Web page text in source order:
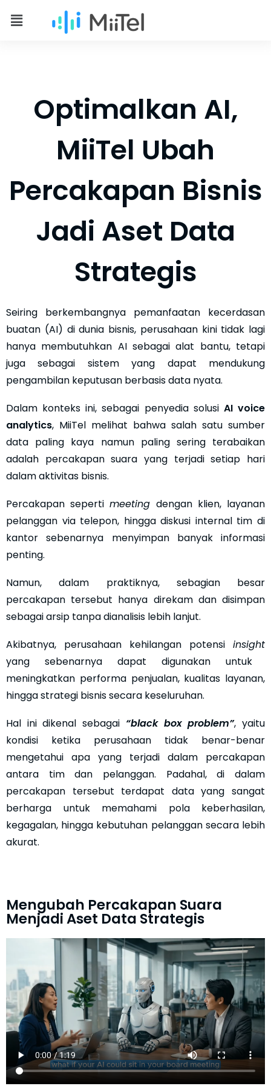
Optimalkan AI,
MiiTel Ubah
Percakapan Bisnis
Jadi Aset Data
Strategis
Seiring berkembangnya pemanfaatan kecerdasan
buatan (AI) di dunia bisnis, perusahaan kini tidak lagi
hanya membutuhkan AI sebagai alat bantu, tetapi
juga sebagai sistem yang dapat mendukung
pengambilan keputusan berbasis data nyata.
Dalam konteks ini, sebagai penyedia solusi AI voice
analytics, MiiTel melihat bahwa salah satu sumber
data paling kaya namun paling sering terabaikan
adalah percakapan suara yang terjadi setiap hari
dalam aktivitas bisnis.
Percakapan sepertimeeting dengan klien, layanan
pelanggan via telepon, hingga diskusi internal tim di
kantor sebenarnya menyimpan banyak informasi
penting.
Namun, dalam praktiknya, sebagian besar
percakapan tersebut hanya direkam dan disimpan
sebagai arsip tanpa dianalisis lebih lanjut.
Akibatnya, perusahaan kehilangan potensi insight
yang sebenarnya dapat digunakan untuk
meningkatkan performa penjualan, kualitas layanan,
hingga strategi bisnis secara keseluruhan.
Hal ini dikenal sebagai “black box problem”, yaitu
kondisi ketika perusahaan tidak benar-benar
mengetahui apa yang terjadi dalam percakapan
antara tim dan pelanggan. Padahal, di dalam
percakapan tersebut terdapat data yang sangat
berharga untuk memahami pola keberhasilan,
kegagalan, hingga kebutuhan pelanggan secara lebih
akurat.
Mengubah Percakapan Suara
Menjadi Aset Data Strategis